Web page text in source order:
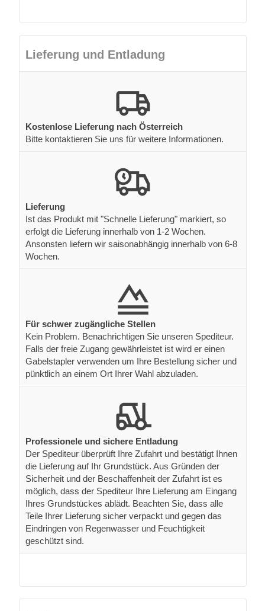
Lieferung und Entladung
Kostenlose Lieferung nach Österreich
Bitte kontaktieren Sie uns für weitere Informationen.
Lieferung
Ist das Produkt mit "Schnelle Lieferung" markiert, so
erfolgt die Lieferung innerhalb von 1-2 Wochen.
Ansonsten liefern wir saisonabhängig innerhalb von 6-8
Wochen.
Für schwer zugängliche Stellen
Kein Problem. Benachrichtigen Sie unseren Spediteur.
Falls der freie Zugang gewährleistet ist wird er einen
Gabelstapler verwenden um Ihre Bestellung sicher und
pünktlich an einem Ort Ihrer Wahl abzuladen.
Professionele und sichere Entladung
Der Spediteur überprüft Ihre Zufahrt und bestätigt Ihnen
die Lieferung auf Ihr Grundstück. Aus Gründen der
Sicherheit und der Beschaffenheit der Zufahrt ist es
möglich, dass der Spediteur Ihre Lieferung am Eingang
Ihres Grundstückes ablädt. Beachten Sie, dass alle
Teile Ihrer Lieferung sicher verpackt und gegen das
Eindringen von Regenwasser und Feuchtigkeit
geschützt sind.